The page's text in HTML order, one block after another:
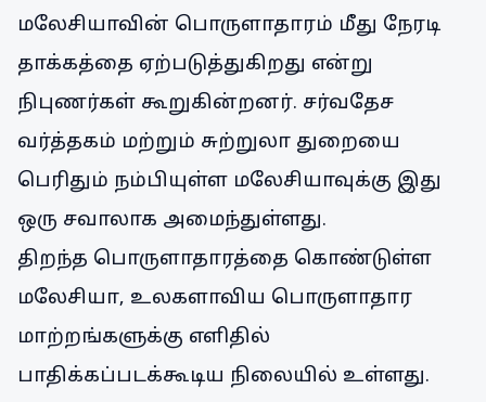
மலேசியாவின் பொருளாதாரம் மீது நேரடி
தாக்கத்தை ஏற்படுத்துகிறது என்று
நிபுணர்கள் கூறுகின்றனர். சர்வதேச
வர்த்தகம் மற்றும் சுற்றுலா துறையை
பெரிதும் நம்பியுள்ள மலேசியாவுக்கு இது
ஒரு சவாலாக அமைந்துள்ளது.
திறந்த பொருளாதாரத்தை கொண்டுள்ள
மலேசியா, உலகளாவிய பொருளாதார
மாற்றங்களுக்கு எளிதில்
பாதிக்கப்படக்கூடிய நிலையில் உள்ளது.